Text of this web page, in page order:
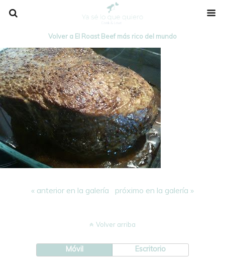
Volver a El Roast Beef más rico del mundo
« anterior en la galería próximo en la galería »
Volver arriba
Móvil Escritorio